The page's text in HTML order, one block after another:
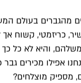
מהגברים בעולם
כריזמטי,
והיא לא כל
אפילו מכירים
מספיק מוצלחים?